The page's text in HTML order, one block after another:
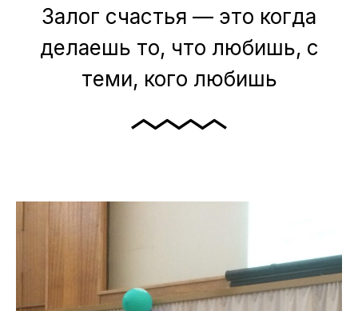
Залог счастья — это когда
делаешь то, что любишь, с
теми, кого любишь